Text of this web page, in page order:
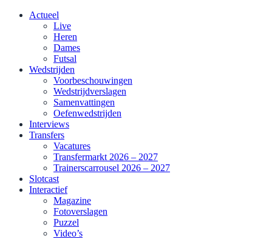
Actueel
Live
Heren
Dames
Futsal
Wedstrijden
Voorbeschouwingen
Wedstrijdverslagen
Samenvattingen
Oefenwedstrijden
Interviews
Transfers
Vacatures
Transfermarkt 2026 – 2027
Trainerscarrousel 2026 – 2027
Slotcast
Interactief
Magazine
Fotoverslagen
Puzzel
Video’s